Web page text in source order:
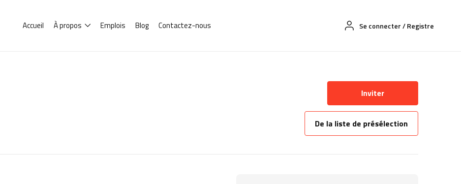
Accueil À propos Emplois Blog Contactez-nous Se connecter/Registre
Inviter
De la liste de présélection